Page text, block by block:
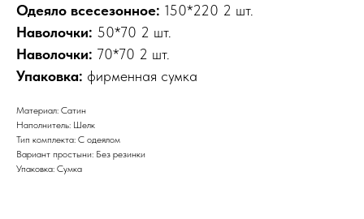
Одеяло всесезонное: 150*220 2 шт.
Наволочки: 50*70 2 шт.
Наволочки: 70*70 2 шт.
Упаковка: фирменная сумка
Материал: Сатин
Наполнитель: Шелк
Тип комплекта: С одеялом
Вариант простыни: Без резинки
Упаковка: Сумка